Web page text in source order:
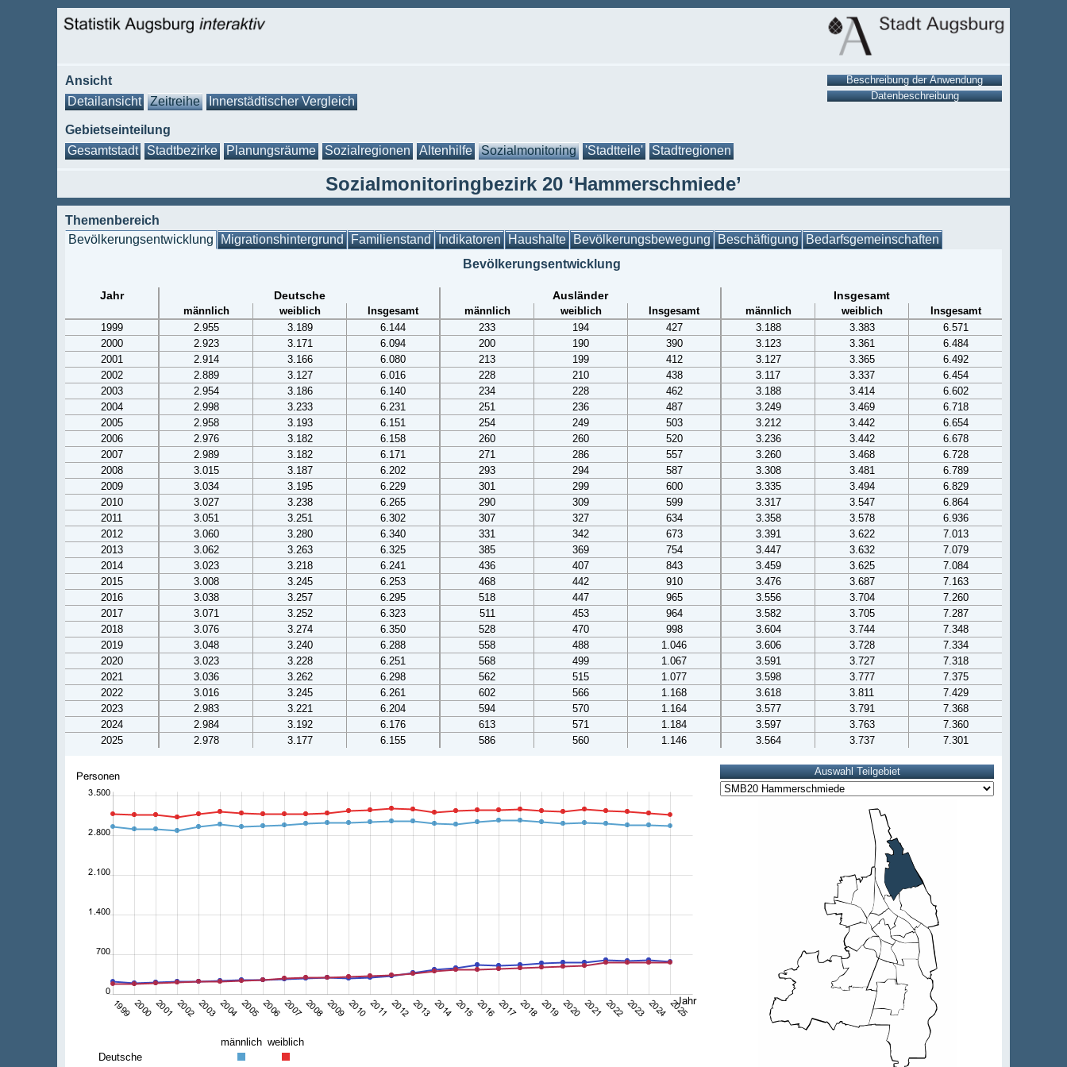
Ansicht
Detailansicht
Zeitreihe Innerstädtischer Vergleich
Gebietseinteilung
Gesamtstadt
Stadtbezirke Planungsräume Sozialregionen Altenhilfe Sozialmonitoring 'Stadtteile' Stadtregionen
Sozialmonitoringbezirk 20 ‘Hammerschmiede’
Themenbereich
Bevölkerungsentwicklung Migrationshintergrund Familienstand Indikatoren Haushalte Bevölkerungsbewegung Beschäftigung Bedarfsgemeinschaften
Bevölkerungsentwicklung
Jahr Deutsche Ausländer Insgesamt
männlich weiblich Insgesamt männlich weiblich Insgesamt männlich weiblich
Insgesamt
1999
2.955 3.189 6.144 233 194 427 3.188 3.383
6.571
2000
2.923 3.171 6.094 200 190 390 3.123 3.361
6.484
2001
2.914 3.166 6.080 213 199 412 3.127 3.365
6.492
2002
2.889 3.127 6.016 228 210 438 3.117 3.337
6.454
2003
2.954 3.186 6.140 234 228 462 3.188 3.414
6.602
2004
2.998 3.233 6.231 251 236 487 3.249 3.469
6.718
2005
2.958 3.193 6.151 254 249 503 3.212 3.442
6.654
2006
2.976 3.182 6.158 260 260 520 3.236 3.442
6.678
2007
2.989 3.182 6.171 271 286 557 3.260 3.468
6.728
2008
3.015 3.187 6.202 293 294 587 3.308 3.481
6.789
2009
3.034 3.195 6.229 301 299 600 3.335 3.494
6.829
2010
3.027 3.238 6.265 290 309 599 3.317 3.547
6.864
2011
3.051 3.251 6.302 307 327 634 3.358 3.578
6.936
2012
3.060 3.280 6.340 331 342 673 3.391 3.622
7.013
2013
3.062 3.263 6.325 385 369 754 3.447 3.632
7.079
2014
3.023 3.218 6.241 436 407 843 3.459 3.625
7.084
2015
3.008 3.245 6.253 468 442 910 3.476 3.687
7.163
2016
3.038 3.257 6.295 518 447 965 3.556 3.704
7.260
2017
3.071 3.252 6.323 511 453 964 3.582 3.705
7.287
2018
3.076 3.274 6.350 528 470 998 3.604 3.744
7.348
2019
3.048 3.240 6.288 558 488 1.046 3.606 3.728
7.334
2020
3.023 3.228 6.251 568 499 1.067 3.591 3.727
7.318
2021
3.036 3.262 6.298 562 515 1.077 3.598 3.777
7.375
2022
3.016 3.245 6.261 602 566 1.168 3.618 3.811
7.429
2023
2.983 3.221 6.204 594 570 1.164 3.577 3.791
7.368
2024
2.984 3.192 6.176 613 571 1.184 3.597 3.763
7.360
2025
2.978 3.177 6.155 586 560 1.146 3.564 3.737 7.301
männlich weiblich
Deutsche